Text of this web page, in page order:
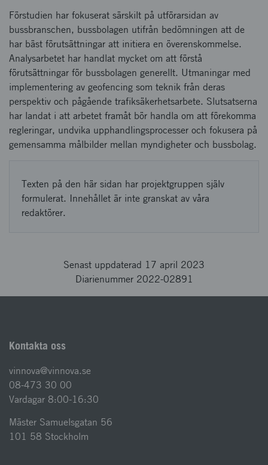
Förstudien har fokuserat särskilt på utförarsidan av
bussbranschen, bussbolagen utifrån bedömningen att de
har bäst förutsättningar att initiera en överenskommelse.
Analysarbetet har handlat mycket om att förstå
förutsättningar för bussbolagen generellt. Utmaningar med
implementering av geofencing som teknik från deras
perspektiv och pågående trafiksäkerhetsarbete. Slutsatserna
har landat i att arbetet framåt bör handla om att förekomma
regleringar, undvika upphandlingsprocesser och fokusera på
gemensamma målbilder mellan myndigheter och bussbolag.
Texten på den här sidan har projektgruppen själv
formulerat. Innehållet är inte granskat av våra
redaktörer.
Senast uppdaterad 17 april 2023
Diarienummer 2022-02891
Kontakta oss
vinnova@vinnova.se
08-473 30 00
Vardagar 8:00-16:30
Mäster Samuelsgatan 56
101 58 Stockholm